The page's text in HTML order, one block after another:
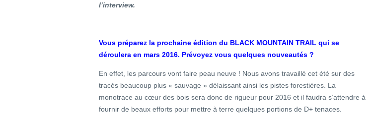
l’interview.
Vous préparez la prochaine édition du BLACK MOUNTAIN TRAIL qui se
déroulera en mars 2016. Prévoyez vous quelques nouveautés ?
En effet, les parcours vont faire peau neuve ! Nous avons travaillé cet été sur des
tracés beaucoup plus « sauvage » délaissant ainsi les pistes forestières. La
monotrace au cœur des bois sera donc de rigueur pour 2016 et il faudra s’attendre à
fournir de beaux efforts pour mettre à terre quelques portions de D+ tenaces.